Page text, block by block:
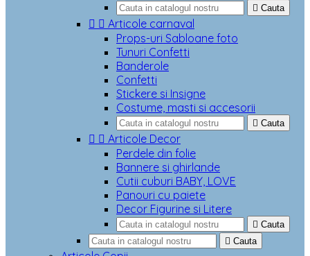
 Cauta
  Articole carnaval
Props-uri Sabloane foto
Tunuri Confetti
Banderole
Confetti
Stickere si Insigne
Costume, masti si accesorii
 Cauta
  Articole Decor
Perdele din folie
Bannere si ghirlande
Cutii cuburi BABY, LOVE
Panouri cu paiete
Decor Figurine si Litere
 Cauta
 Cauta